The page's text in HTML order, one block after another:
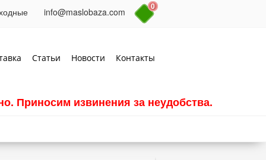
info@maslobaza.com 0
Статьи Новости Контакты
Приносим извинения за неудобства.